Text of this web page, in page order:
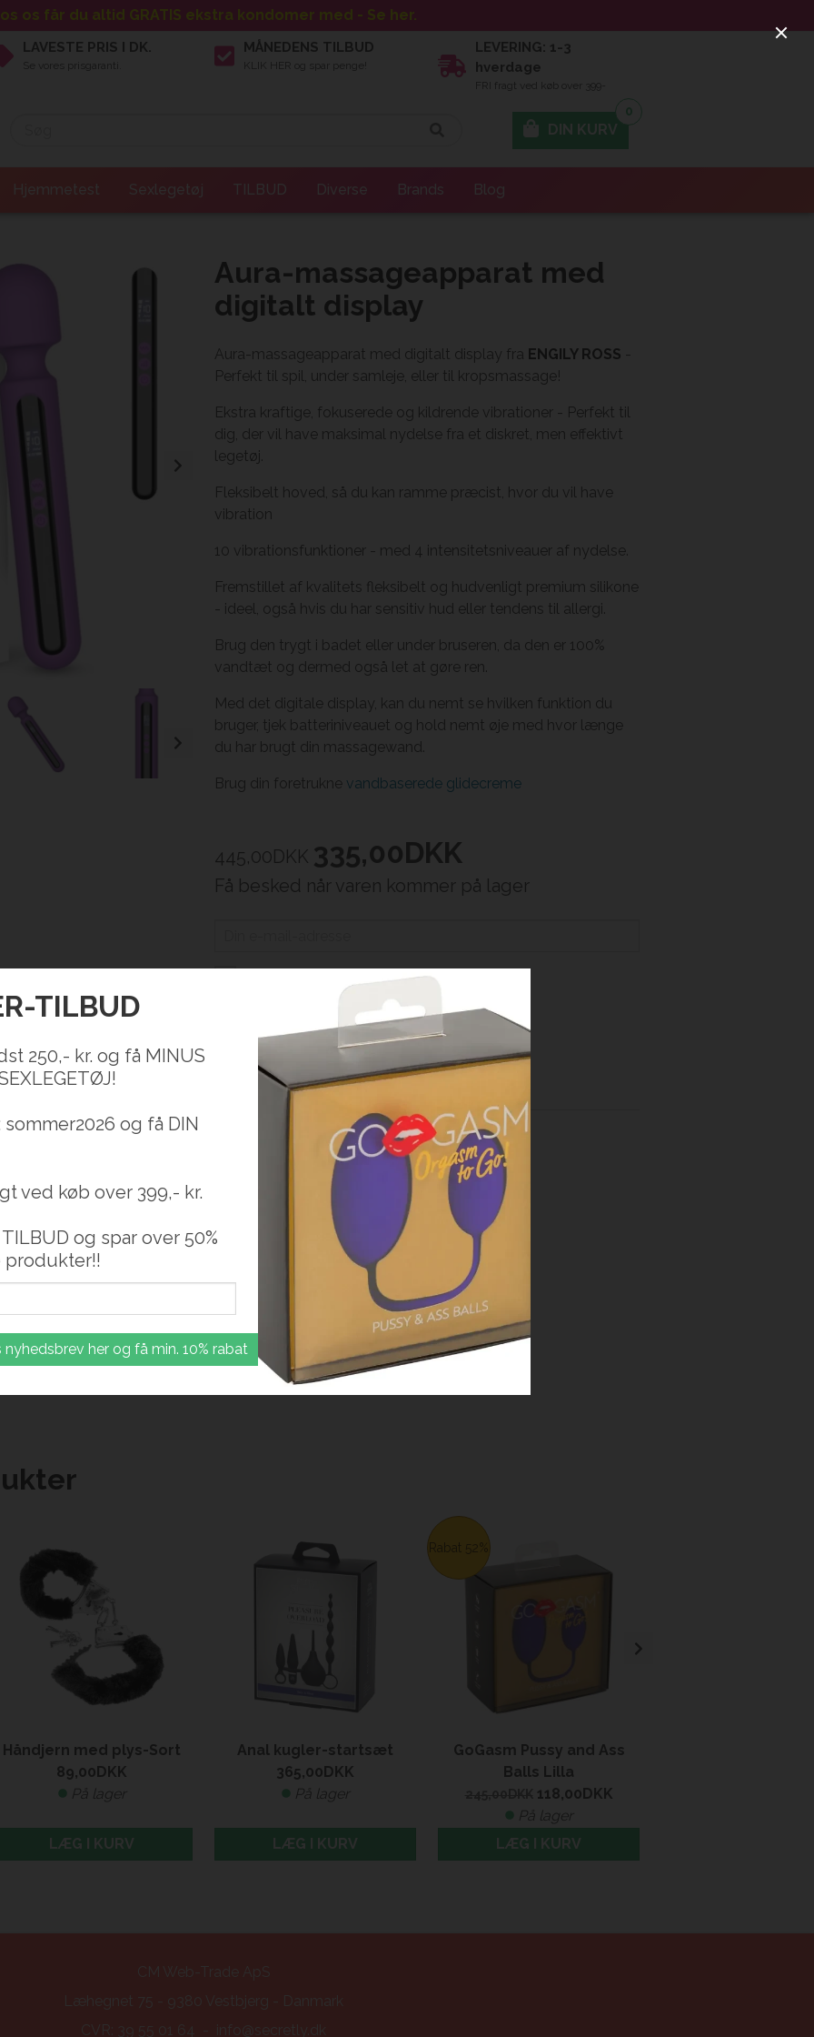
os får du altid GRATIS ekstra kondomer med - Se her.
LAVESTE PRIS I DK.
Se vores prisgaranti.
MÅNEDENS TILBUD
LEVERING: 1-3
hverdage
FRI fragt ved køb over 399-
DIN KURV
0
Sexlegetøj TILBUD Diverse Brands Blog
Aura-massageapparat med
digitalt display
Aura-massageapparat med digitalt display fra ENGILY ROSS -
Perfekt til spil, under samleje, eller til kropsmassage!
Ekstra kraftige, fokuserede og kildrende vibrationer - Perfekt til
dig, der vil have maksimal nydelse fra et diskret, men effektivt
legetøj.
Fleksibelt hoved, så du kan ramme præcist, hvor du vil have
vibration
10 vibrationsfunktioner - med 4 intensitetsniveauer af nydelse.
Fremstillet af kvalitets fleksibelt og hudvenligt premium silikone
- ideel, også hvis du har sensitiv hud eller tendens til allergi.
Brug den trygt i badet eller under bruseren, da den er 100%
vandtæt og dermed også let at gøre ren.
Med det digitale display, kan du nemt se hvilken funktion du
bruger, tjek batteriniveauet og hold nemt øje med hvor længe
du har brugt din massagewand.
Brug din foretrukne vandbaserede glidecreme
445,00DKK 335,00DKK
Få besked når varen kommer på lager
Modtag nyheder fra Secretly
med digitalt display
– op til 40 kombinationer
Håndjern med plys-Sort
89,00 DKK
På lager
LÆG I KURV
Anal kugler-startsæt
365,00 DKK
På lager
LÆG I KURV
Rabat 52%
GoGasm Pussy and Ass
Balls Lilla
118,00 DKK
På lager
LÆG I KURV
TILBUD
250,- kr. og få MINUS
og få DIN
ved køb over 399,- kr.
og spar over 50%
her og få min. 10% rabat